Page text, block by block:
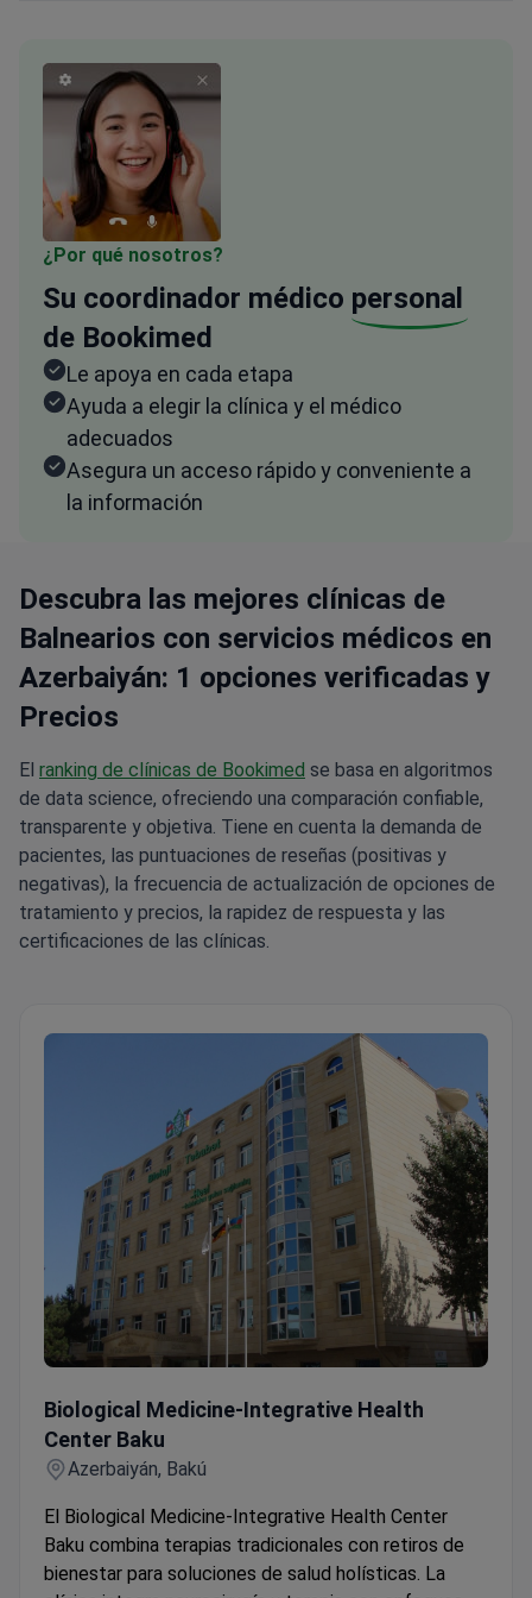
¿Por qué nosotros?
Su coordinador médico personal
de Bookimed
Le apoya en cada etapa
Ayuda a elegir la clínica y el médico
adecuados
Asegura un acceso rápido y conveniente a
la información
Descubra las mejores clínicas de
Balnearios con servicios médicos en
Azerbaiyán: 1 opciones verificadas y
Precios
El ranking de clínicas de Bookimed se basa en algoritmos
de data science, ofreciendo una comparación confiable,
transparente y objetiva. Tiene en cuenta la demanda de
pacientes, las puntuaciones de reseñas (positivas y
negativas), la frecuencia de actualización de opciones de
tratamiento y precios, la rapidez de respuesta y las
certificaciones de las clínicas.
Biological Medicine-Integrative Health
Center Baku
Azerbaiyán, Bakú
El Biological Medicine-Integrative Health Center
Baku combina terapias tradicionales con retiros de
bienestar para soluciones de salud holísticas. La